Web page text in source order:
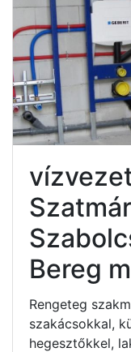
Bereg
Rengeteg
szakácsokkal,
hegesztőkkel,